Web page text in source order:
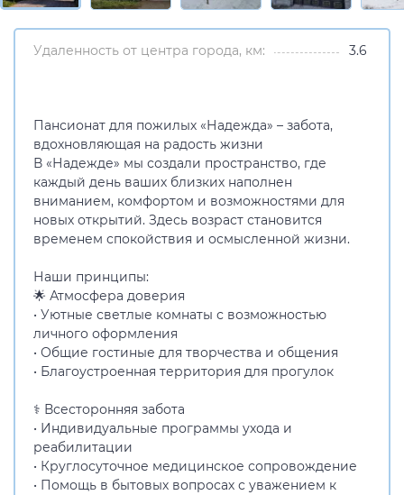
Удаленность от центра города, км: 3.6
Пансионат для пожилых «Надежда» – забота,
вдохновляющая на радость жизни
В «Надежде» мы создали пространство, где
каждый день ваших близких наполнен
вниманием, комфортом и возможностями для
новых открытий. Здесь возраст становится
временем спокойствия и осмысленной жизни.
Наши принципы:
🌟 Атмосфера доверия
• Уютные светлые комнаты с возможностью
личного оформления
• Общие гостиные для творчества и общения
• Благоустроенная территория для прогулок
⚕️ Всесторонняя забота
• Индивидуальные программы ухода и
реабилитации
• Круглосуточное медицинское сопровождение
• Помощь в бытовых вопросах с уважением к